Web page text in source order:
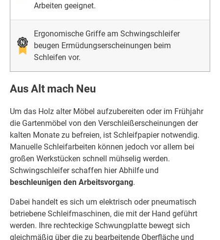
Arbeiten geeignet.
Ergonomische Griffe am Schwingschleifer
beugen Ermüdungserscheinungen beim
Schleifen vor.
Aus Alt mach Neu
Um das Holz alter Möbel aufzubereiten oder im Frühjahr
die Gartenmöbel von den Verschleißerscheinungen der
kalten Monate zu befreien, ist Schleifpapier notwendig.
Manuelle Schleifarbeiten können jedoch vor allem bei
großen Werkstücken schnell mühselig werden.
Schwingschleifer schaffen hier Abhilfe und
beschleunigen den Arbeitsvorgang.
Dabei handelt es sich um elektrisch oder pneumatisch
betriebene Schleifmaschinen, die mit der Hand geführt
werden. Ihre rechteckige Schwungplatte bewegt sich
gleichmäßig über die zu bearbeitende Oberfläche und